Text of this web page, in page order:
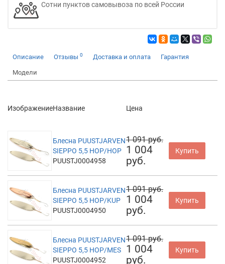
Сотни пунктов самовывоза по всей России
Описание Отзывы 0 Доставка и оплата Гарантия
Модели
ИзображениеНазвание Цена
Блесна PUUSTJARVEN
SIEPPO 5,5 HOP/HOP
PUUSTJ0004958
1 091 руб.
1 004
руб.
Купить
Блесна PUUSTJARVEN
SIEPPO 5,5 HOP/KUP
PUUSTJ0004950
1 091 руб.
1 004
руб.
Купить
Блесна PUUSTJARVEN
SIEPPO 5,5 HOP/MES
PUUSTJ0004952
1 091 руб.
1 004
руб.
Купить